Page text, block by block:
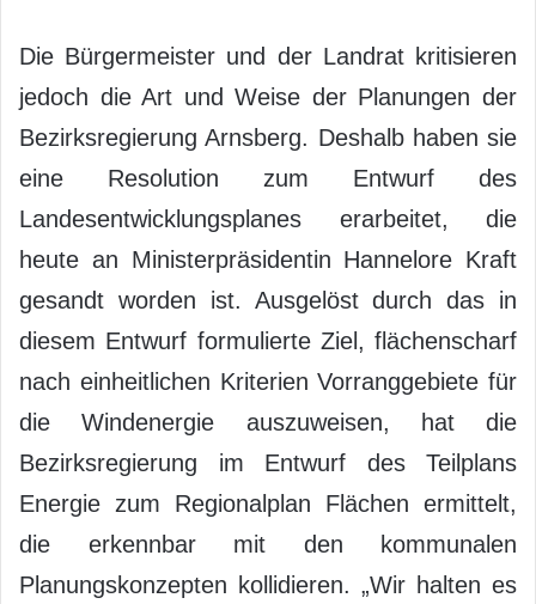
Die Bürgermeister und der Landrat kritisieren
jedoch die Art und Weise der Planungen der
Bezirksregierung Arnsberg. Deshalb haben sie
eine Resolution zum Entwurf des
Landesentwicklungsplanes erarbeitet, die
heute an Ministerpräsidentin Hannelore Kraft
gesandt worden ist. Ausgelöst durch das in
diesem Entwurf formulierte Ziel, flächenscharf
nach einheitlichen Kriterien Vorranggebiete für
die Windenergie auszuweisen, hat die
Bezirksregierung im Entwurf des Teilplans
Energie zum Regionalplan Flächen ermittelt,
die erkennbar mit den kommunalen
Planungskonzepten kollidieren. „Wir halten es